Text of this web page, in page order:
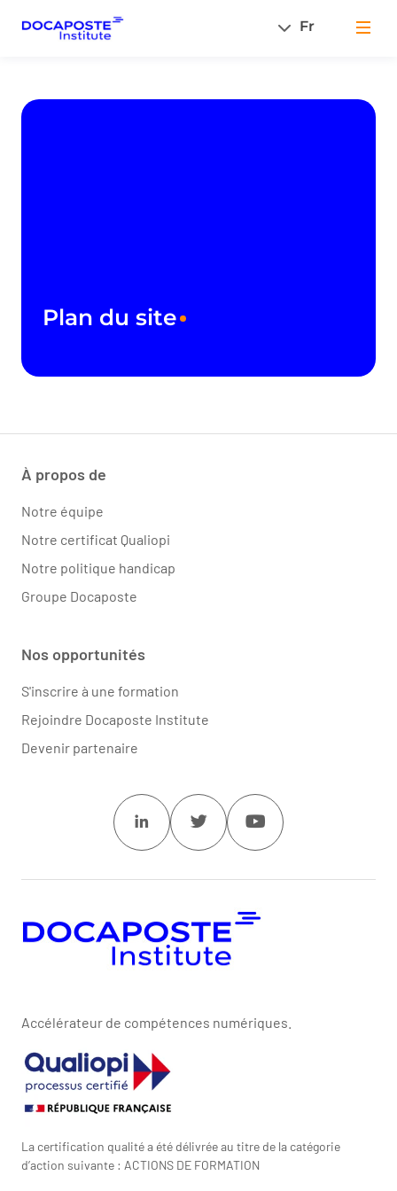
Fr
Plan du site
Accélérateur de compétences numériques.
La certification qualité a été délivrée au titre de la catégorie
d’action suivante : ACTIONS DE FORMATION
À propos de
Notre équipe
Notre certificat Qualiopi
Notre politique handicap
Groupe Docaposte
Nos opportunités
S'inscrire à une formation
Rejoindre Docaposte Institute
Devenir partenaire
Linkedin Twitter Youtube